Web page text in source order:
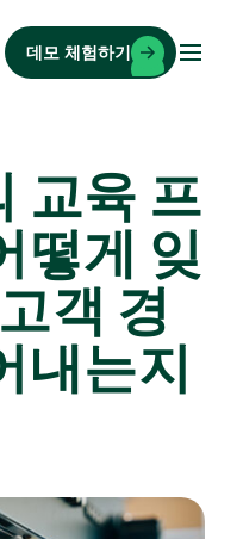
데모 체험하기
교육 프
떻게 잊
객 경
내는지